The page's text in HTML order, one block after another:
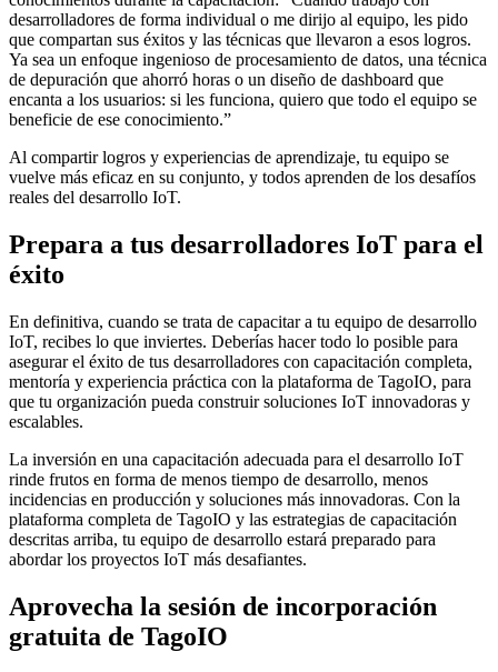
desarrolladores de forma individual o me dirijo al equipo, les pido
que compartan sus éxitos y las técnicas que llevaron a esos logros.
Ya sea un enfoque ingenioso de procesamiento de datos, una técnica
de depuración que ahorró horas o un diseño de dashboard que
encanta a los usuarios: si les funciona, quiero que todo el equipo se
beneficie de ese conocimiento.”
Al compartir logros y experiencias de aprendizaje, tu equipo se
vuelve más eficaz en su conjunto, y todos aprenden de los desafíos
reales del desarrollo IoT.
Prepara a tus desarrolladores IoT para el
éxito
En definitiva, cuando se trata de capacitar a tu equipo de desarrollo
IoT, recibes lo que inviertes. Deberías hacer todo lo posible para
asegurar el éxito de tus desarrolladores con capacitación completa,
mentoría y experiencia práctica con la plataforma de TagoIO, para
que tu organización pueda construir soluciones IoT innovadoras y
escalables.
La inversión en una capacitación adecuada para el desarrollo IoT
rinde frutos en forma de menos tiempo de desarrollo, menos
incidencias en producción y soluciones más innovadoras. Con la
plataforma completa de TagoIO y las estrategias de capacitación
descritas arriba, tu equipo de desarrollo estará preparado para
abordar los proyectos IoT más desafiantes.
Aprovecha la sesión de incorporación
gratuita de TagoIO